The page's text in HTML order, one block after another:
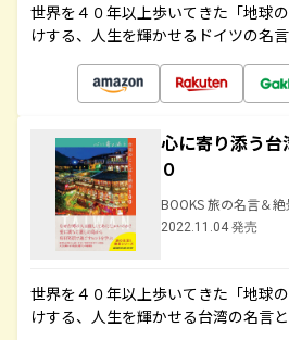
世界を４０年以上歩いてきた「地球
けする、人生を輝かせるドイツの名
心に寄り添う台
０
BOOKS 旅の名言＆絶
2022.11.04 発売
世界を４０年以上歩いてきた「地球
けする、人生を輝かせる台湾の名言